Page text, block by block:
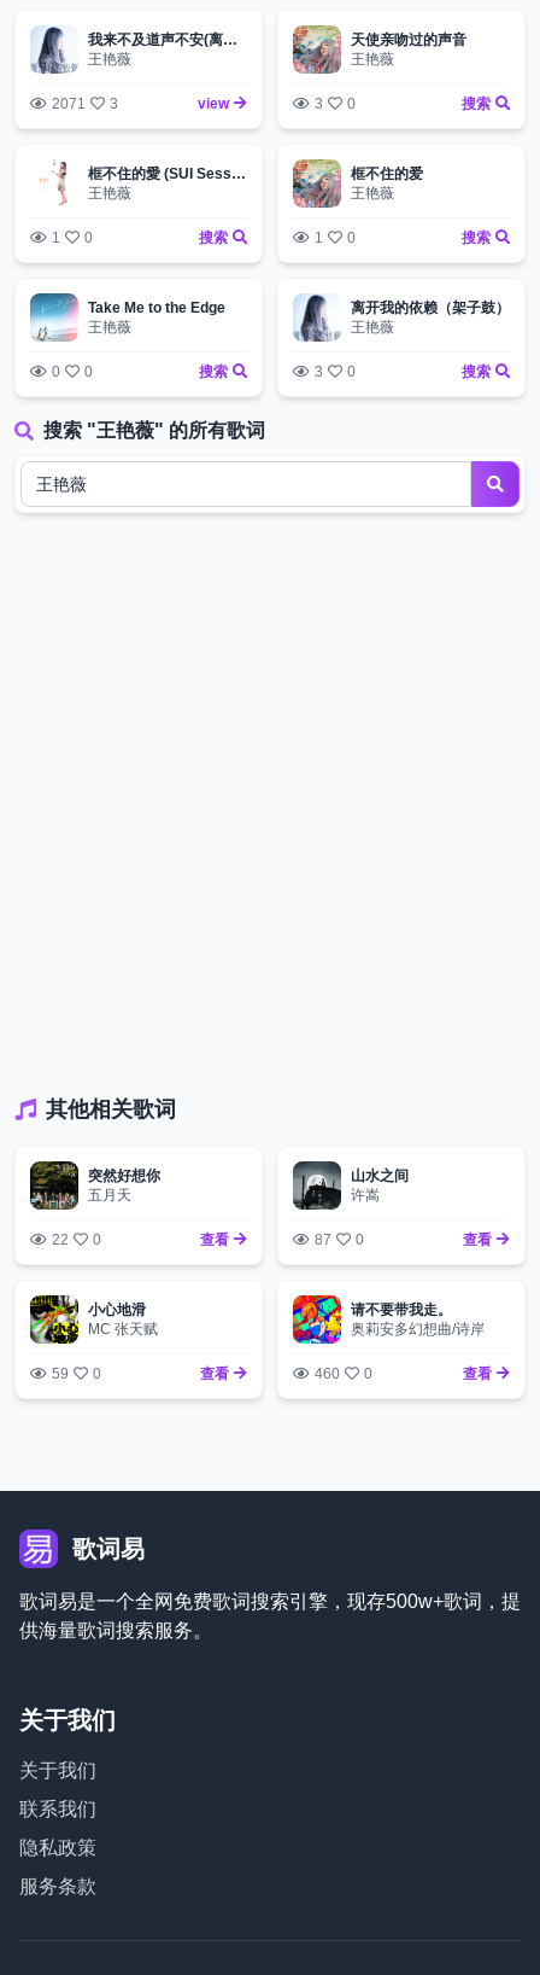
我来不及道声不安(离开我的依赖)
王艳薇
2071 3 view
天使亲吻过的声音
王艳薇
3 0 搜索
框不住的愛 (SUI Sessions)
王艳薇
1 0 搜索
框不住的爱
王艳薇
1 0 搜索
Take Me to the Edge
王艳薇
0 0 搜索
离开我的依赖（架子鼓）
王艳薇
3 0 搜索
搜索 "王艳薇" 的所有歌词
其他相关歌词
突然好想你
五月天
22 0 查看
山水之间
许嵩
87 0 查看
小心地滑
MC 张天赋
59 0 查看
请不要带我走。
奥莉安多幻想曲/诗岸
460 0 查看
歌词易
歌词易是一个全网免费歌词搜索引擎，现存500w+歌词，提
供海量歌词搜索服务。
关于我们
关于我们
联系我们
隐私政策
服务条款